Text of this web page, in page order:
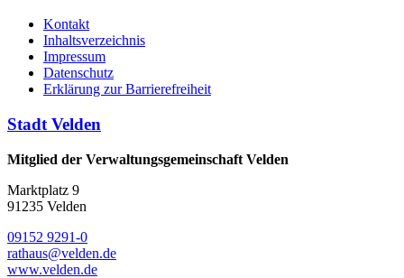
Kontakt
Inhaltsverzeichnis
Impressum
Datenschutz
Erklärung zur Barrierefreiheit
Stadt Velden
Mitglied der Verwaltungsgemeinschaft Velden
Marktplatz 9
91235 Velden
09152 9291-0
rathaus@velden.de
www.velden.de